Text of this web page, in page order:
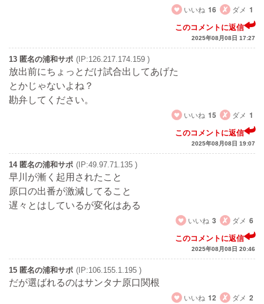
いいね 16 ダメ 1
このコメントに返信
2025年08月08日 17:27
13 匿名の浦和サポ (IP:126.217.174.159 )
放出前にちょっとだけ試合出してあげた
とかじゃないよね？
勘弁してください。
いいね 15 ダメ 1
このコメントに返信
2025年08月08日 19:07
14 匿名の浦和サポ (IP:49.97.71.135 )
早川が漸く起用されたこと
原口の出番が激減してること
遅々とはしているが変化はある
いいね 3 ダメ 6
このコメントに返信
2025年08月08日 20:46
15 匿名の浦和サポ (IP:106.155.1.195 )
だが選ばれるのはサンタナ原口関根
いいね 12 ダメ 2